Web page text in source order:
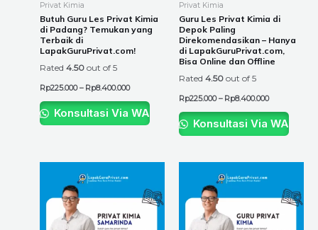
Privat Kimia
Butuh Guru Les Privat Kimia
di Padang? Temukan yang
Terbaik di
LapakGuruPrivat.com!
Rated 4.50 out of 5
Rp225.000 – Rp8.400.000
chosen
on
the
Konsultasi Via WA
Privat Kimia
Guru Les Privat Kimia di
Depok Paling
Direkomendasikan – Hanya
di LapakGuruPrivat.com,
Bisa Online dan Offline
Rated 4.50 out of 5
Rp225.000 – Rp8.400.000
chosen
the
product
Konsultasi Via WA
through
Rp8.400.000
has
multiple
through
Rp8.400.000
has
multiple